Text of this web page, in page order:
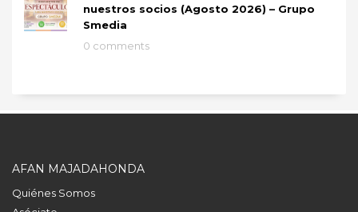
nuestros socios (Agosto 2026) – Grupo
Smedia
0 comments
AFAN MAJADAHONDA
Quiénes Somos